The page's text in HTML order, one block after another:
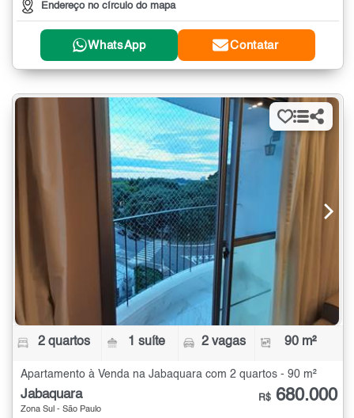
Endereço no círculo do mapa
WhatsApp Contatar
2 quartos 1 suíte 2 vagas 90 m²
Apartamento à Venda na Jabaquara com 2 quartos - 90 m²
Jabaquara
Zona Sul - São Paulo
R$ 680.000